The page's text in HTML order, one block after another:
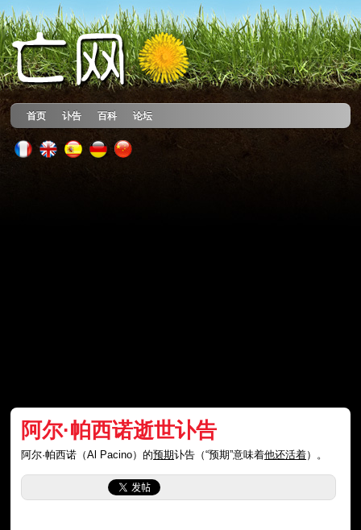
首页 讣告 百科 论坛
阿尔·帕西诺逝世讣告
阿尔·帕西诺（Al Pacino）的预期讣告（“预期”意味着他还活着）。